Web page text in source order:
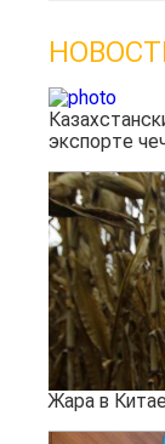
экспорте
Жара в